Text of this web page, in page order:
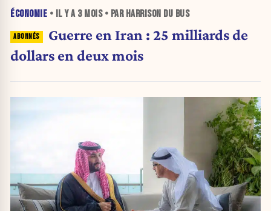
ÉCONOMIE • IL Y A 3 MOIS• PAR HARRISON DU BUS
Guerre en Iran : 25 milliards de
dollars en deux mois